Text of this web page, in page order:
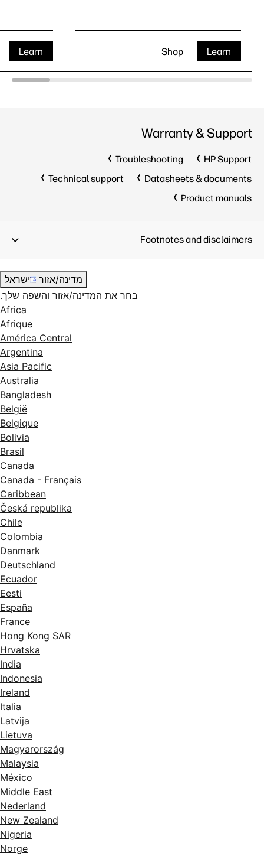
Learn Learn
Shop
Warranty & Support
HP Support
Troubleshooting
Datasheets & documents
Technical support
Product manuals
Footnotes and disclaimers
מדינה/אזור
ישראל
בחר את המדינה/אזור והשפה שלך.
Africa
Afrique
América Central
Argentina
Asia Pacific
Australia
Bangladesh
België
Belgique
Bolivia
Brasil
Canada
Canada - Français
Caribbean
Česká republika
Chile
Colombia
Danmark
Deutschland
Ecuador
Eesti
España
France
Hong Kong SAR
Hrvatska
India
Indonesia
Ireland
Italia
Latvija
Lietuva
Magyarország
Malaysia
México
Middle East
Nederland
New Zealand
Nigeria
Norge